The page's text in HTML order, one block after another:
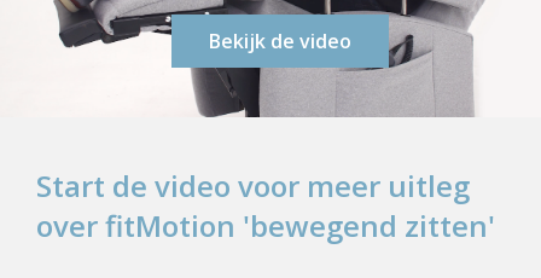
Start de video voor meer uitleg
over fitMotion 'bewegend zitten'
Bekijk de video